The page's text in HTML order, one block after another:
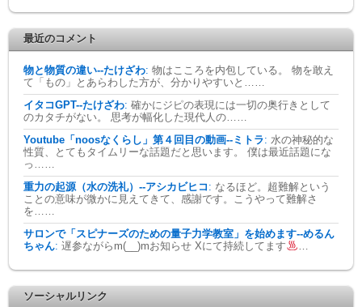
最近のコメント
物と物質の違い--たけざわ: 物はこころを内包している。 物を敢え
て「もの」とあらわした方が、分かりやすいと……
イタコGPT--たけざわ: 確かにジピの表現には一切の奥行きとして
のカタチがない。 思考が幅化した現代人の……
Youtube「noosなくらし」第４回目の動画--ミトラ: 水の神秘的な
性質、とてもタイムリーな話題だと思います。 僕は最近話題にな
っ……
重力の起源（水の洗礼）--アシカビヒコ : なるほど。超難解という
ことの意味が微かに見えてきて、感謝です。こうやって難解さ
を……
サロンで「スピナーズのための量子力学教室」を始めます--めるん
ちゃん: 遅参ながらm(__)mお知らせ Xにて持続してます …
ソーシャルリンク